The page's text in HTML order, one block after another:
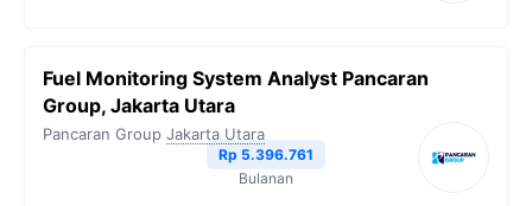
Fuel Monitoring System Analyst Pancaran
Group, Jakarta Utara
Pancaran Group Jakarta Utara
Rp 5.396.761
Bulanan